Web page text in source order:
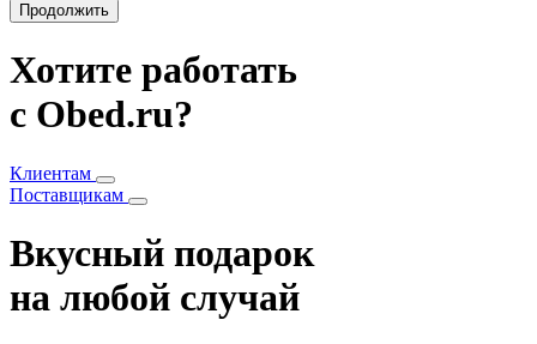
Продолжить
Хотите работать
с Obed.ru?
Клиентам
Поставщикам
Вкусный подарок
на любой случай